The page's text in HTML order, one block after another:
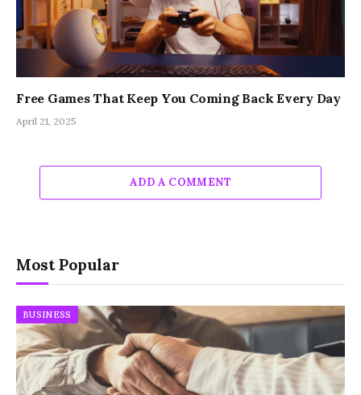
Free Games That Keep You Coming Back Every Day
April 21, 2025
ADD A COMMENT
Most Popular
BUSINESS